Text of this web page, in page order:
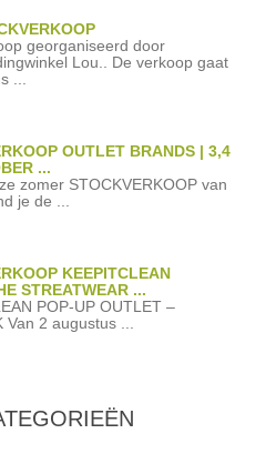
georganiseerd door
Lou.. De verkoop gaat
...
OUTLET BRANDS | 3,4
...
zomer STOCKVERKOOP van
je de ...
KEEPITCLEAN
STREATWEAR ...
POP-UP OUTLET –
Van 2 augustus ...